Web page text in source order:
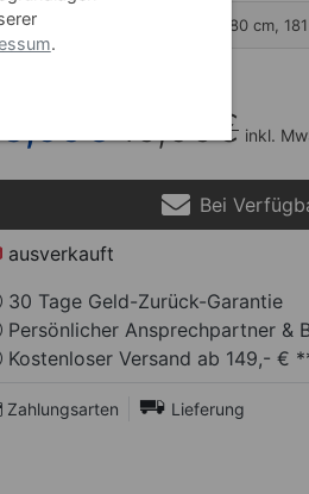
Hula Hoop Reifen, Ø 80 cm,
€ inkl.
Bei
ausverkauft
30 Tage Geld-Zurück-Garantie
Persönlicher Ansprechpartner &
Kostenloser Versand ab 149,- €
Zahlungsarten Lieferung
.